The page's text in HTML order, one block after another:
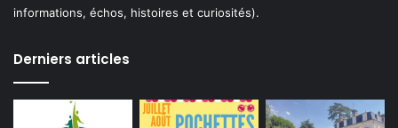
informations, échos, histoires et curiosités).
Derniers articles